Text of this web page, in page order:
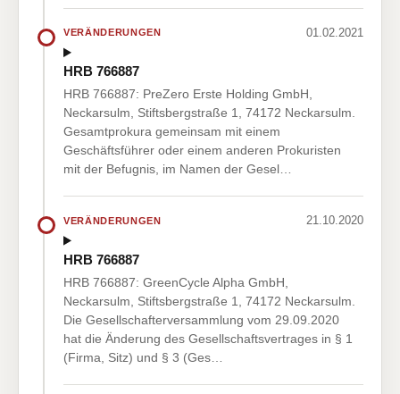
VERÄNDERUNGEN 01.02.2021
HRB 766887
HRB 766887: PreZero Erste Holding GmbH,
Neckarsulm, Stiftsbergstraße 1, 74172 Neckarsulm.
Gesamtprokura gemeinsam mit einem
Geschäftsführer oder einem anderen Prokuristen
mit der Befugnis, im Namen der Gesel…
VERÄNDERUNGEN 21.10.2020
HRB 766887
HRB 766887: GreenCycle Alpha GmbH,
Neckarsulm, Stiftsbergstraße 1, 74172 Neckarsulm.
Die Gesellschafterversammlung vom 29.09.2020
hat die Änderung des Gesellschaftsvertrages in § 1
(Firma, Sitz) und § 3 (Ges…